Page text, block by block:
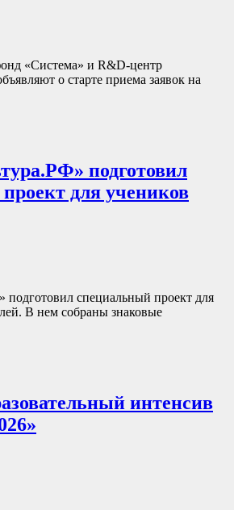
«Система» и R&D-центр
о старте приема заявок на
подготовил
для учеников
подготовил специальный проект для
В нем собраны знаковые
интенсив